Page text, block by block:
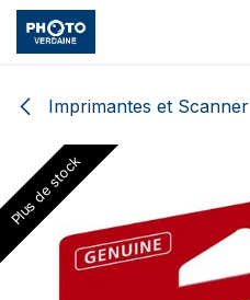
Skip to Content
Imprimantes et Scanner
Plus de stock